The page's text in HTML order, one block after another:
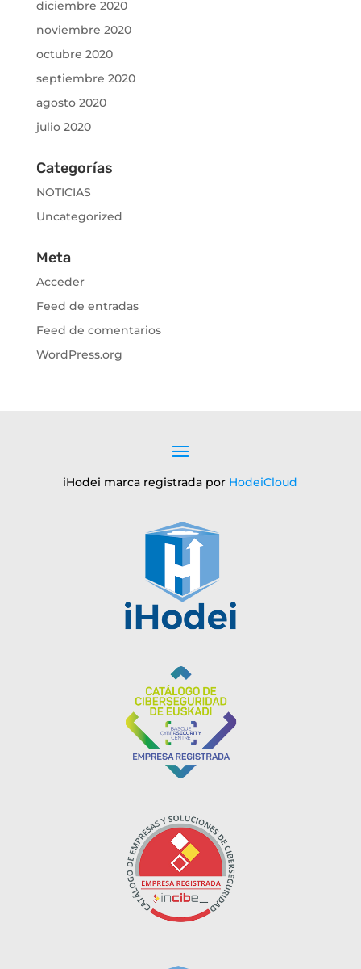
diciembre 2020
noviembre 2020
octubre 2020
septiembre 2020
agosto 2020
julio 2020
Categorías
NOTICIAS
Uncategorized
Meta
Acceder
Feed de entradas
Feed de comentarios
WordPress.org
iHodei marca registrada por HodeiCloud